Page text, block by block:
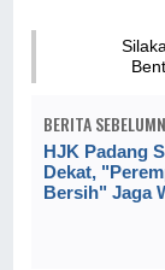
BERITA
HJK Padang
Dekat,
Bersih" Jaga